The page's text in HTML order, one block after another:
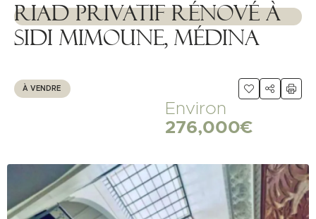
1111111
Riad privatif rénové à
Sidi Mimoune, Médina
À VENDRE
Environ
276,000€